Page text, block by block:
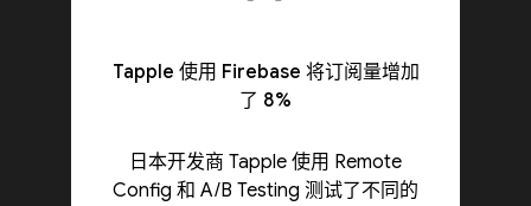
Tapple 使用 Firebase 将订阅量增加
了 8%
日本开发商 Tapple 使用 Remote
Config 和 A/B Testing 测试了不同的